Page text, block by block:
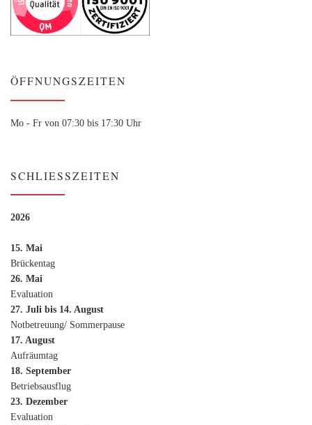
ÖFFNUNGSZEITEN
Mo - Fr von 07:30 bis 17:30 Uhr
SCHLIESSZEITEN
2026
15. Mai
Brückentag
26. Mai
Evaluation
27. Juli bis 14. August
Notbetreuung/ Sommerpause
17. August
Aufräumtag
18. September
Betriebsausflug
23. Dezember
Evaluation